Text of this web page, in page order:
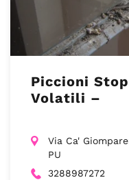
Piccioni
Volatili –
Via Ca'
PU
3288987272